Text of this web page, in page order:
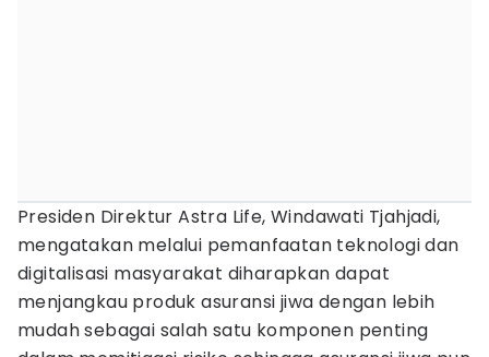
Presiden Direktur Astra Life, Windawati Tjahjadi,
mengatakan melalui pemanfaatan teknologi dan
digitalisasi masyarakat diharapkan dapat
menjangkau produk asuransi jiwa dengan lebih
mudah sebagai salah satu komponen penting